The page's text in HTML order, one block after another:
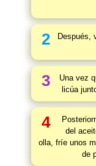
2
Después,
3
Una vez
licúa
4
del
olla, fríe unos
de